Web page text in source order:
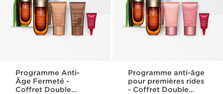
Programme Anti-
Âge Fermeté -
Coffret Double
Programme anti-âge
pour premières rides
- Coffret Double